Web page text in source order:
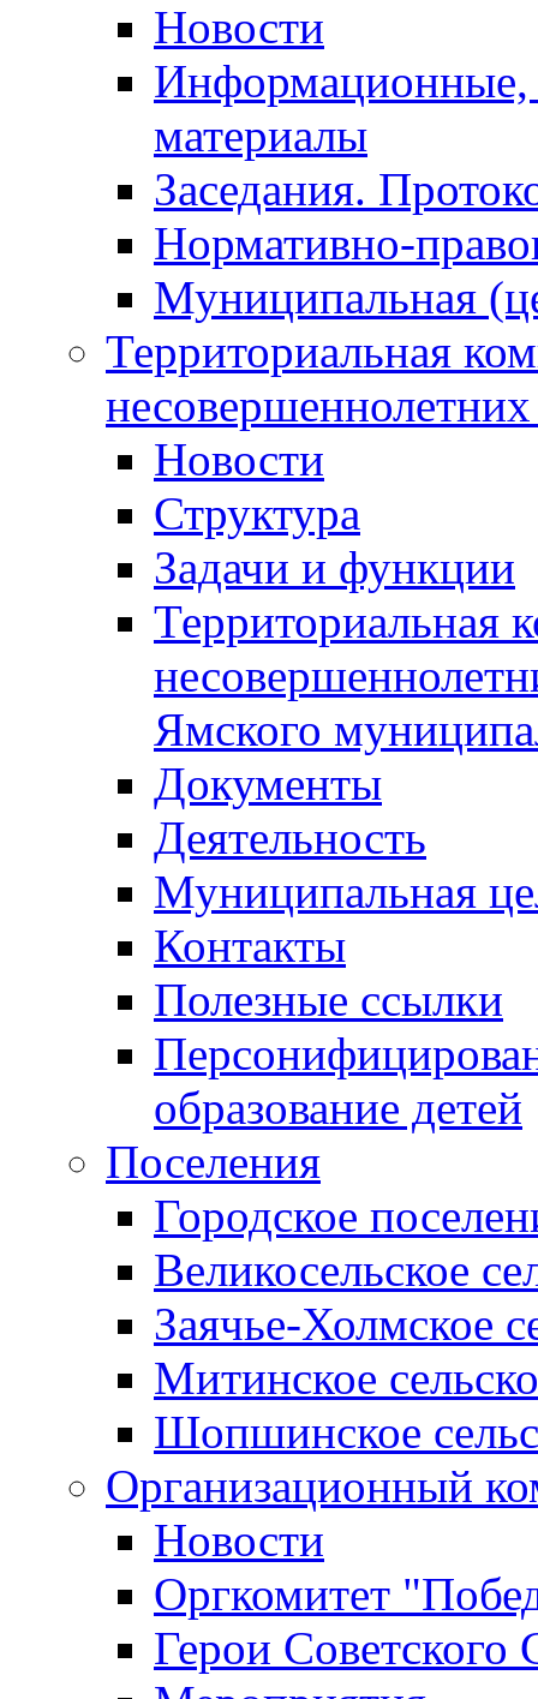
Новости
Информационные,
материалы
Заседания.
Нормативно-
Муниципальная
Территориальная
Новости
Структура
Задачи и функции
Территориальная
Ямского
Документы
Деятельность
Муниципальная
Контакты
Полезные ссылки
образование детей
Поселения
Городское
Великосельское
Заячье-Холмское
Митинское
Шопшинское
Организационный
Новости
Оргкомитет
Герои Советского